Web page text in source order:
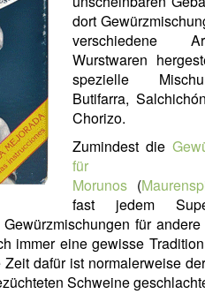
dort
verschiedene
Wurstwaren
spezielle
Butifarra,
Chorizo.
Zumindest die
für
Morunos(
fast jedem
für andere
immer eine gewisse
dafür ist normalerweise
Schweine